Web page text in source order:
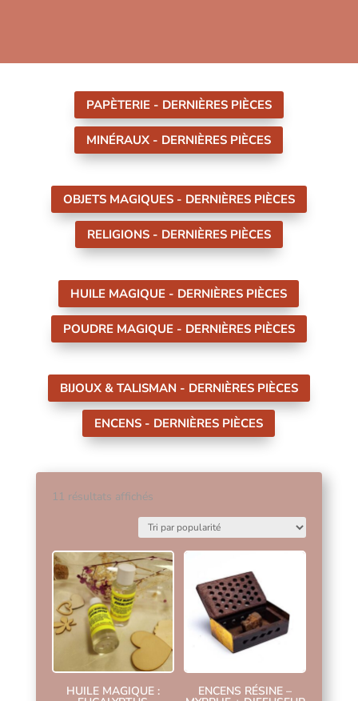
PAPÈTERIE - DERNIÈRES PIÈCES
MINÉRAUX - DERNIÈRES PIÈCES
OBJETS MAGIQUES - DERNIÈRES PIÈCES
RELIGIONS - DERNIÈRES PIÈCES
HUILE MAGIQUE - DERNIÈRES PIÈCES
POUDRE MAGIQUE - DERNIÈRES PIÈCES
BIJOUX & TALISMAN - DERNIÈRES PIÈCES
ENCENS - DERNIÈRES PIÈCES
11 résultats affichésTrié
par
popularité
HUILE MAGIQUE : ENCENS RÉSINE –